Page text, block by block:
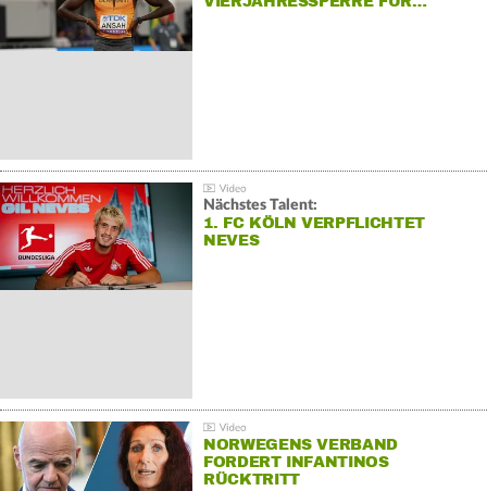
Nächstes Talent:
1. FC KÖLN VERPFLICHTET
NEVES
NORWEGENS VERBAND
FORDERT INFANTINOS
RÜCKTRITT